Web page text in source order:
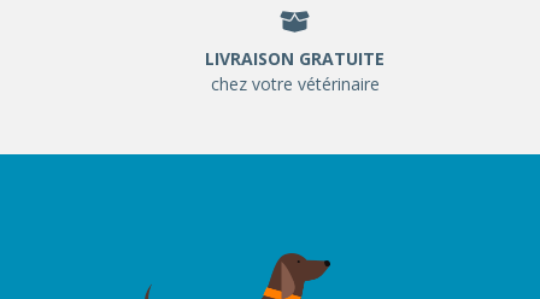
LIVRAISON GRATUITE
chez votre vétérinaire